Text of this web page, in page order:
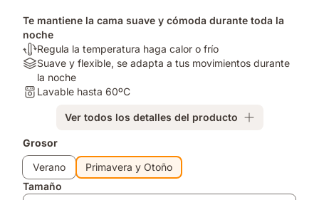
Te mantiene la cama suave y cómoda durante toda la
noche
Termorregulación:
Regula
temperatura
frío
Regula la temperatura haga calor o frío
Tipo
colchón:
se
adapta
a
tus
Suave y flexible, se adapta a tus movimientos durante
la noche
Lavable:
Lavable hasta 60ºC
Ver todos los detalles del producto
Complementos
Grosor
Verano
Primavera y Otoño
Tamaño